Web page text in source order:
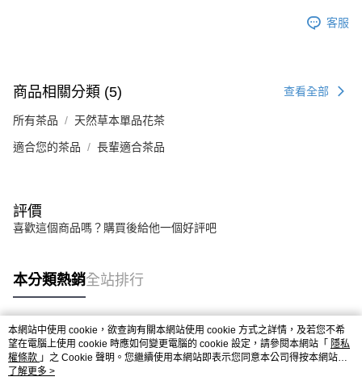
客服
商品相關分類 (5) 查看全部
所有茶品 天然草本單品花茶
適合您的茶品 長輩適合茶品
評價
喜歡這個商品嗎？購買後給他一個好評吧
本分類熱銷全站排行
熱門標籤
本網站中使用 cookie，欲查詢有關本網站使用 cookie 方式之詳情，及若您不希
望在電腦上使用 cookie 時應如何變更電腦的 cookie 設定，請參閱本網站「 隱私
權條款 」之 Cookie 聲明。您繼續使用本網站即表示您同意本公司得按本網站使
用條款之 Cookie 聲明使用 cookie。
了解更多 >